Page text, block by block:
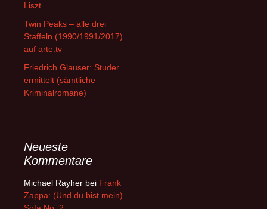
Liszt
Twin Peaks – alle drei
Staffeln (1990/1991/2017)
auf arte.tv
Friedrich Glauser: Studer
ermittelt (sämtliche
Kriminalromane)
Neueste
Kommentare
Michael Rayher bei Frank
Zappa: (Und du bist mein)